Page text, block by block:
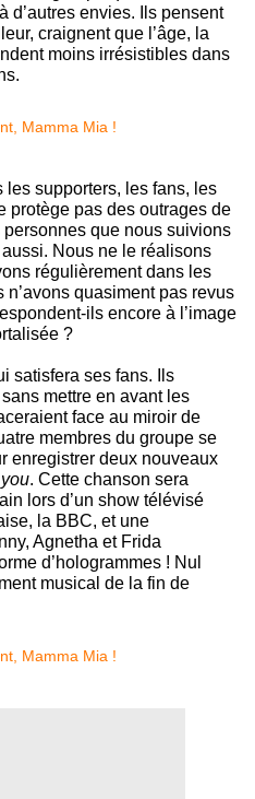
d’autres envies. Ils pensent
craignent que l’âge, la
moins irrésistibles dans
les supporters, les fans, les
protège pas des outrages de
personnes que nous suivions
Nous ne le réalisons
régulièrement dans les
quasiment pas revus
ils encore à l’image
?
satisfera ses fans. Ils
mettre en avant les
face au miroir de
membres du groupe se
enregistrer deux nouveaux
. Cette chanson sera
lors d’un show télévisé
la BBC, et une
Agnetha et Frida
d’hologrammes ! Nul
musical de la fin de